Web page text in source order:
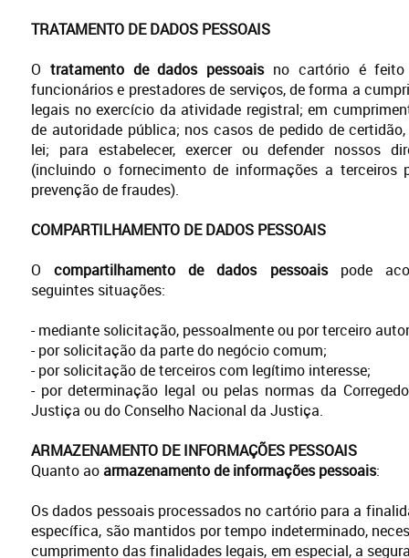
TRATAMENTO DE DADOS PESSOAIS
O tratamento de dados pessoaisno cartório é feito
funcionários e prestadores de serviços, de forma a
legais no exercício da atividade registral; em
de autoridade pública; nos casos de pedido de
lei; para estabelecer, exercer ou defender nossos
(incluindo o fornecimento de informações a terceiros
prevenção de fraudes).
COMPARTILHAMENTO DE DADOS PESSOAIS
Ocompartilhamento de dados pessoaispode
seguintes situações:
- mediante solicitação, pessoalmente ou por terceiro
- por solicitação da parte do negócio comum;
- por solicitação de terceiros com legítimo interesse;
- por determinação legal ou pelas normas da
Justiça ou do Conselho Nacional da Justiça.
ARMAZENAMENTO DE INFORMAÇÕES PESSOAIS
Quanto aoarmazenamento de informações pessoais:
Os dados pessoais processados no cartório para a
específica, são mantidos por tempo indeterminado,
cumprimento das finalidades legais, em especial, a